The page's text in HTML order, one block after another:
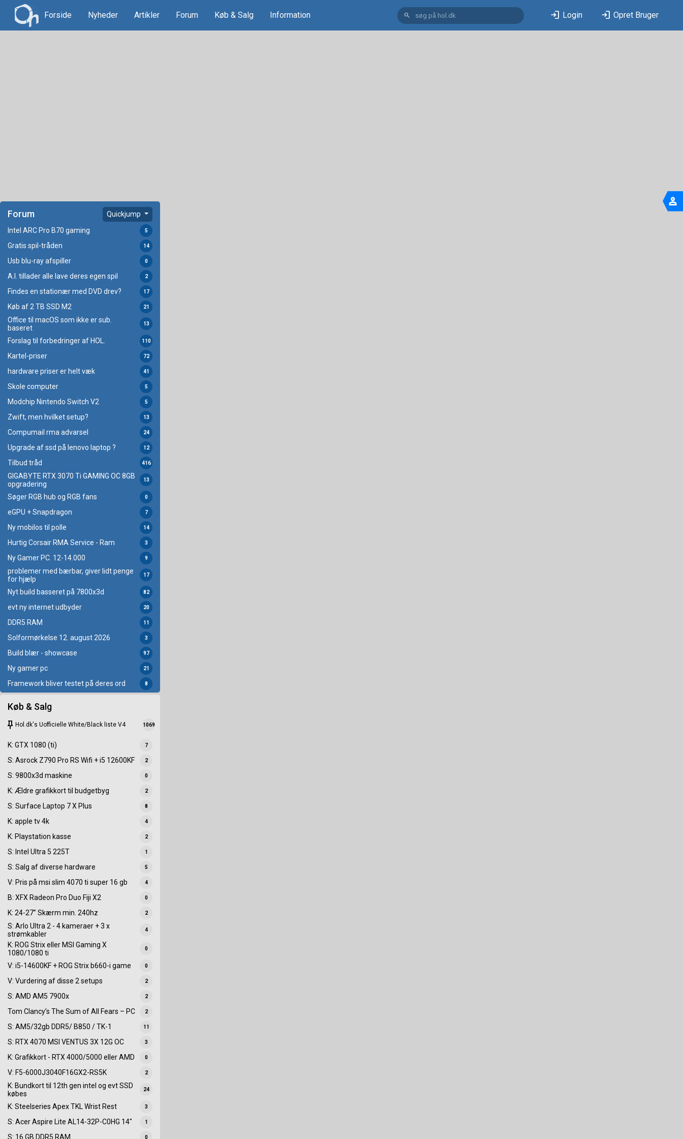
Forside Nyheder Artikler Forum Køb & Salg Information search login Login login Opret Bruger
Forum Quickjump
Intel ARC Pro B70 gaming 5
Gratis spil-tråden 14
Usb blu-ray afspiller 0
A.I. tillader alle lave deres egen spil 2
Findes en stationær med DVD drev? 17
Køb af 2 TB SSD M2 21
Office til macOS som ikke er sub.
baseret
13
Forslag til forbedringer af HOL. 110
Kartel-priser 72
hardware priser er helt væk 41
Skole computer 5
Modchip Nintendo Switch V2 5
Zwift, men hvilket setup? 13
Compumail rma advarsel 24
Upgrade af ssd på lenovo laptop ? 12
Tilbud tråd 416
GIGABYTE RTX 3070 Ti GAMING OC 8GB
opgradering
13
Søger RGB hub og RGB fans 0
eGPU + Snapdragon 7
Ny mobilos til polle 14
Hurtig Corsair RMA Service - Ram 3
Ny Gamer PC. 12-14.000 9
problemer med bærbar, giver lidt penge
for hjælp
17
Nyt build basseret på 7800x3d 82
evt ny internet udbyder 20
DDR5 RAM 11
Solformørkelse 12. august 2026 3
Build blær - showcase 97
Ny gamer pc 21
Framework bliver testet på deres ord 8
Køb & Salg
keep Hol.dk's Uofficielle White/Black liste V4 1069
K: GTX 1080 (ti) 7
S: Asrock Z790 Pro RS Wifi + i5 12600KF 2
S: 9800x3d maskine 0
K: Ældre grafikkort til budgetbyg 2
S: Surface Laptop 7 X Plus 8
K: apple tv 4k 4
K: Playstation kasse 2
S: Intel Ultra 5 225T 1
S: Salg af diverse hardware 5
V: Pris på msi slim 4070 ti super 16 gb 4
B: XFX Radeon Pro Duo Fiji X2 0
K: 24-27” Skærm min. 240hz 2
S: Arlo Ultra 2 - 4 kameraer + 3 x
strømkabler
4
K: ROG Strix eller MSI Gaming X
1080/1080 ti
0
V: i5-14600KF + ROG Strix b660-i game 0
V: Vurdering af disse 2 setups 2
S: AMD AM5 7900x 2
Tom Clancy’s The Sum of All Fears – PC 2
S: AM5/32gb DDR5/ B850 / TK-1 11
S: RTX 4070 MSI VENTUS 3X 12G OC 3
K: Grafikkort - RTX 4000/5000 eller AMD 0
V: F5-6000J3040F16GX2-RS5K 2
K: Bundkort til 12th gen intel og evt SSD
købes
24
K: Steelseries Apex TKL Wrist Rest 3
S: Acer Aspire Lite AL14-32P-C0HG 14" 1
S: 16 GB DDR5 RAM 0
person